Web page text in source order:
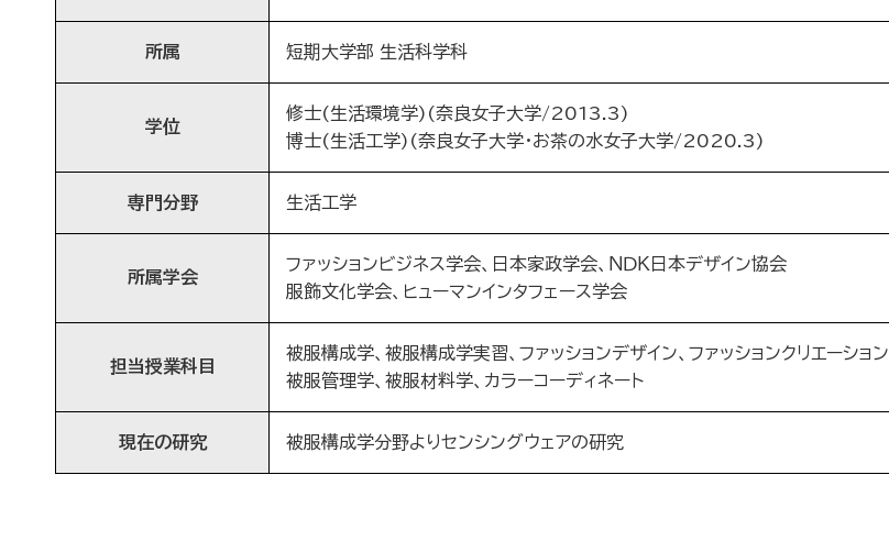
所属 短期大学部 生活科学科
学位
修士(生活環境学)(奈良女子大学/2013.3)
博士(生活工学)(奈良女子大学・お茶の水女子大学/2020.3)
専門分野 生活工学
所属学会
ファッションビジネス学会、日本家政学会、ＮＤＫ日本デザイン協会
服飾文化学会、ヒューマンインタフェース学会
担当授業科目
被服構成学、被服構成学実習、ファッションデザイン、ファッションクリエーション
被服管理学、被服材料学、カラーコーディネート
現在の研究 被服構成学分野よりセンシングウェアの研究